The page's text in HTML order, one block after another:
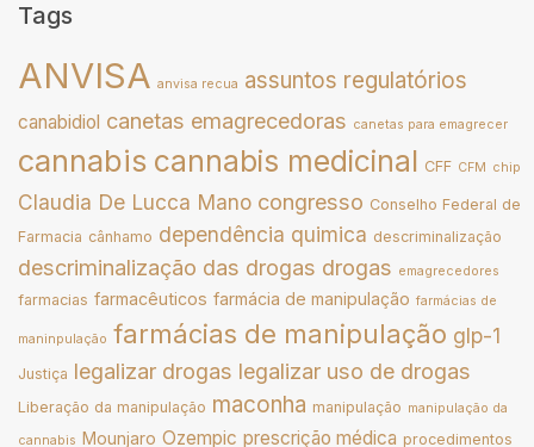
Tags
ANVISA anvisa recua assuntos regulatórios
canabidiol canetas emagrecedoras canetas para emagrecer
cannabis cannabis medicinal CFF CFM chip
Claudia De Lucca Mano congresso Conselho Federal de
Farmacia cânhamo dependência quimica descriminalização
descriminalização das drogas drogas emagrecedores
farmacias farmacêuticos farmácia de manipulação farmácias de
maninpulação farmácias de manipulação glp-1
Justiça legalizar drogas legalizar uso de drogas
Liberação da manipulação maconha manipulação manipulação da
cannabis Mounjaro Ozempic prescrição médica procedimentos